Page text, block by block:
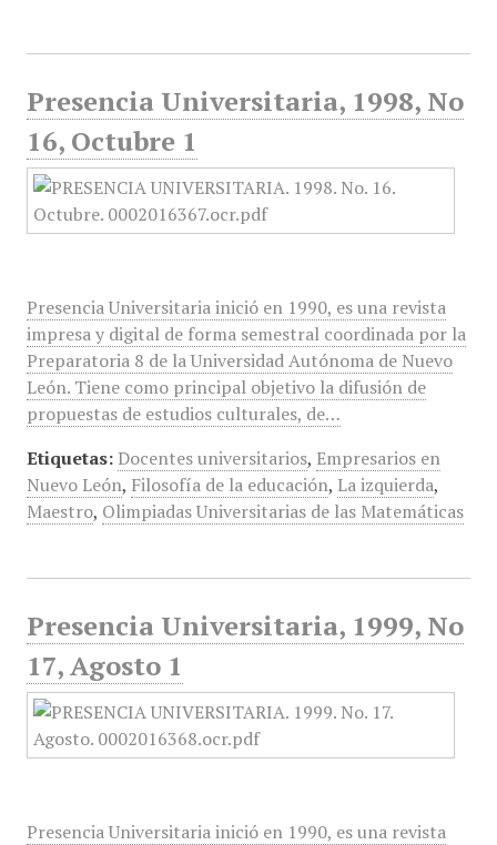
Presencia Universitaria, 1998, No
16, Octubre 1
Presencia Universitaria inició en 1990, es una revista
impresa y digital de forma semestral coordinada por la
Preparatoria 8 de la Universidad Autónoma de Nuevo
León. Tiene como principal objetivo la difusión de
propuestas de estudios culturales, de…
Etiquetas: Docentes universitarios, Empresarios en
Nuevo León, Filosofía de la educación, La izquierda,
Maestro, Olimpiadas Universitarias de las Matemáticas
Presencia Universitaria, 1999, No
17, Agosto 1
Presencia Universitaria inició en 1990, es una revista